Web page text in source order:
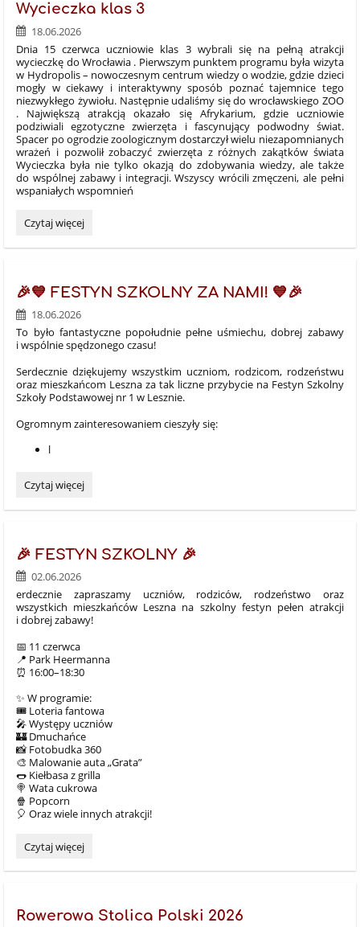
szans
edukacyjnych
dzieci
i
młodzieży
„Przyjazna
szkoła”
w
latach
2025-
2027:
Wycieczka klas 3
18.06.2026
Dnia 15 czerwca uczniowie klas 3 wybrali się na pełną atrakcji
wycieczkę do Wrocławia . Pierwszym punktem programu była wizyta
w Hydropolis – nowoczesnym centrum wiedzy o wodzie, gdzie dzieci
mogły w ciekawy i interaktywny sposób poznać tajemnice tego
niezwykłego żywiołu. Następnie udaliśmy się do wrocławskiego ZOO
. Największą atrakcją okazało się Afrykarium, gdzie uczniowie
podziwiali egzotyczne zwierzęta i fascynujący podwodny świat.
Spacer po ogrodzie zoologicznym dostarczył wielu niezapomnianych
wrażeń i pozwolił zobaczyć zwierzęta z różnych zakątków świata
Wycieczka była nie tylko okazją do zdobywania wiedzy, ale także
do wspólnej zabawy i integracji. Wszyscy wrócili zmęczeni, ale pełni
wspaniałych wspomnień
Wycieczka
3:
Czytaj więcej
🎉💙 FESTYN SZKOLNY ZA NAMI! 💙🎉
18.06.2026
To było fantastyczne popołudnie pełne uśmiechu, dobrej zabawy
i wspólnie spędzonego czasu!
Serdecznie dziękujemy wszystkim uczniom, rodzicom, rodzeństwu
oraz mieszkańcom Leszna za tak liczne przybycie na Festyn Szkolny
Szkoły Podstawowej nr 1 w Lesznie.
Ogromnym zainteresowaniem cieszyły się:
l
🎉
FESTYN
NAMI!
💙
🎉:
Czytaj więcej
🎉 FESTYN SZKOLNY 🎉
02.06.2026
erdecznie zapraszamy uczniów, rodziców, rodzeństwo oraz
wszystkich mieszkańców Leszna na szkolny festyn pełen atrakcji
i dobrej zabawy!
📅 11 czerwca
📍 Park Heermanna
⏰ 16:00–18:30
✨ W programie:
🎟️ Loteria fantowa
🎤 Występy uczniów
🏰 Dmuchańce
📸 Fotobudka 360
🎨 Malowanie auta „Grata”
🌭 Kiełbasa z grilla
🍭 Wata cukrowa
🍿 Popcorn
🎈 Oraz wiele innych atrakcji!
🎉
SZKOLNY
Czytaj więcej
Rowerowa Stolica Polski 2026